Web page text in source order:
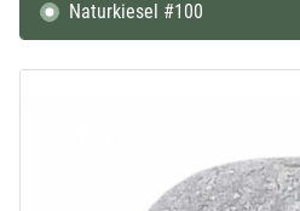
Naturkiesel #100